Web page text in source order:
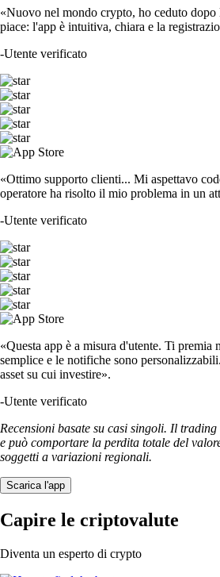
«Nuovo nel mondo crypto, ho ceduto
piace: l'app è intuitiva, chiara e la
-Utente verificato
«Ottimo supporto clienti... Mi aspettavo
operatore ha risolto il mio problema in un
-Utente verificato
«Questa app è a misura d'utente. Ti premia
semplice e le notifiche sono
asset su cui investire».
-Utente verificato
Recensioni basate su casi singoli. Il
e può comportare la perdita totale del
soggetti a variazioni regionali.
Scarica l'app
Capire le criptovalute
Diventa un esperto di crypto